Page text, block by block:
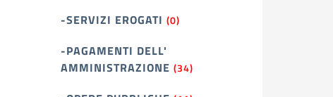
-SERVIZI EROGATI (0)
-PAGAMENTI DELL'
AMMINISTRAZIONE (34)